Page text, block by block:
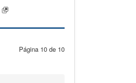
Página 10 de 10